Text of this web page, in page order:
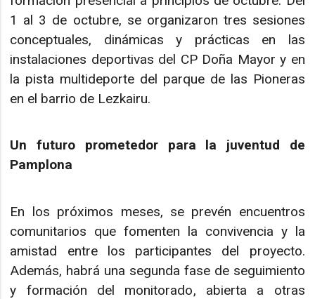
1 al 3 de octubre, se organizaron tres sesiones
conceptuales, dinámicas y prácticas en las
instalaciones deportivas del CP Doña Mayor y en
la pista multideporte del parque de las Pioneras
en el barrio de Lezkairu.
Un futuro prometedor para la juventud de
Pamplona
En los próximos meses, se prevén encuentros
comunitarios que fomenten la convivencia y la
amistad entre los participantes del proyecto.
Además, habrá una segunda fase de seguimiento
y formación del monitorado, abierta a otras